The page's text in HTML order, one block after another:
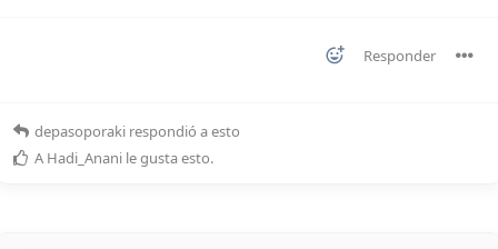
Responder
depasoporaki respondió a esto
A Hadi_Anani le gusta esto.